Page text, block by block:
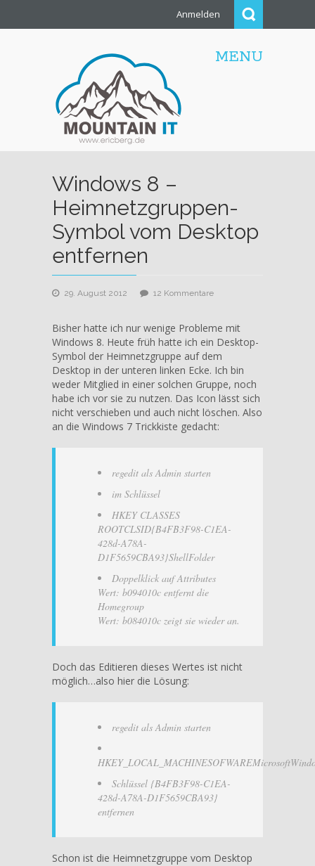
Anmelden
MENU
Windows 8 –
Heimnetzgruppen-
Symbol vom Desktop
entfernen
29. August 2012 12 Kommentarezu
–
Heimnetzgruppen-
Symbol
vom
Desktop
entfernen
Bisher hatte ich nur wenige Probleme mit
Windows 8. Heute früh hatte ich ein Desktop-
Symbol der Heimnetzgruppe auf dem
Desktop in der unteren linken Ecke. Ich bin
weder Mitglied in einer solchen Gruppe, noch
habe ich vor sie zu nutzen. Das Icon lässt sich
nicht verschieben und auch nicht löschen. Also
an die Windows 7 Trickkiste gedacht:
regedit als Admin starten
im Schlüssel
HKEY CLASSES
ROOTCLSID{B4FB3F98-C1EA-
428d-A78A-
D1F5659CBA93}ShellFolder
Doppelklick auf Attributes
Wert: b094010c entfernt die
Homegroup
Wert: b084010c zeigt sie wieder an.
Doch das Editieren dieses Wertes ist nicht
möglich…also hier die Lösung:
regedit als Admin starten
Schlüssel {B4FB3F98-C1EA-
428d-A78A-D1F5659CBA93}
entfernen
Schon ist die Heimnetzgruppe vom Desktop